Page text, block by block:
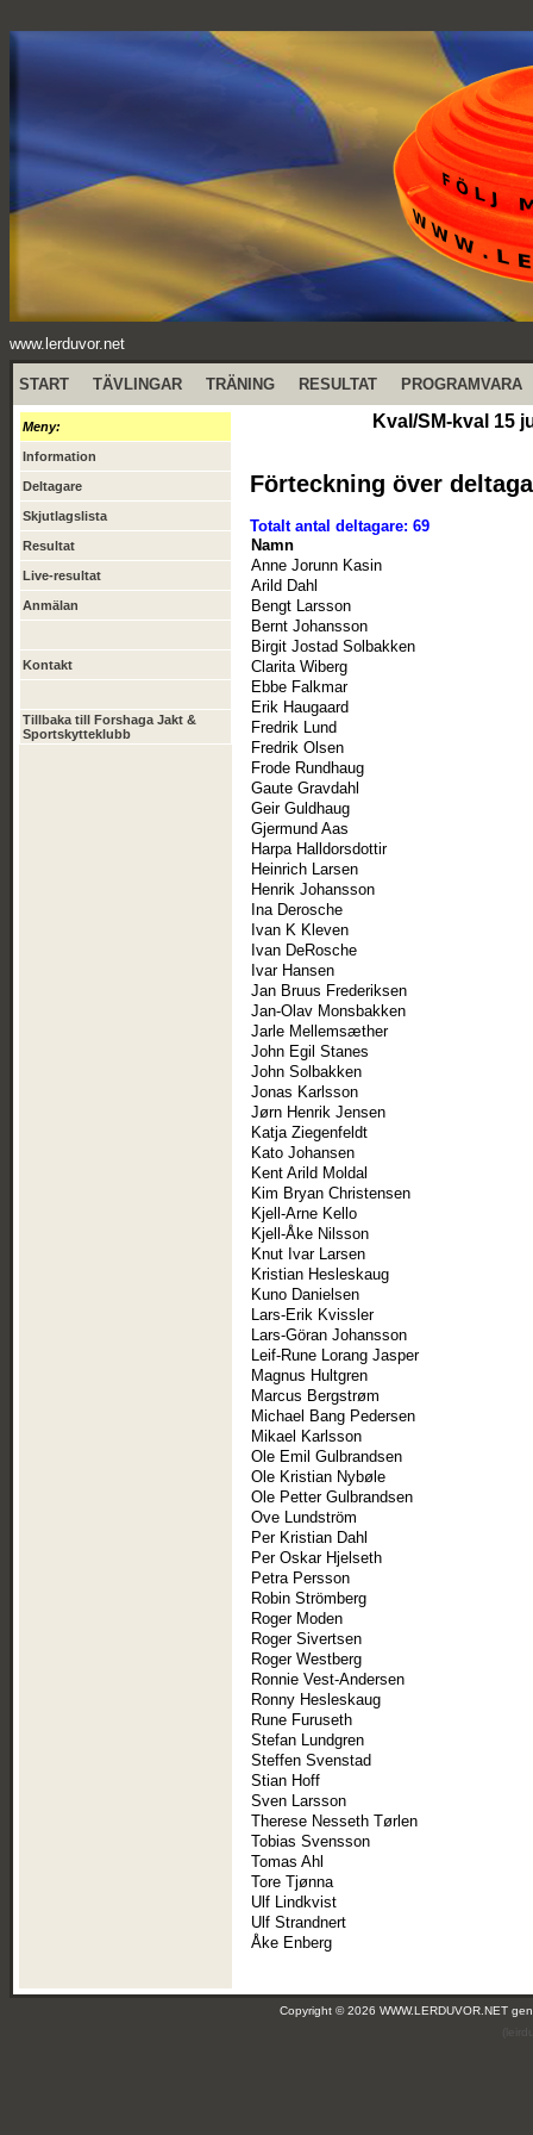
www.lerduvor.net
START TÄVLINGAR TRÄNING RESULTAT PROGRAMVARA
Meny:
Information
Deltagare
Skjutlagslista
Resultat
Live-resultat
Anmälan
Kontakt
Tillbaka till Forshaga Jakt &
Sportskytteklubb
Kval/SM-kval 15
Förteckning över
Totalt antal deltagare: 69
Namn
Anne Jorunn Kasin
Arild Dahl
Bengt Larsson
Bernt Johansson
Birgit Jostad Solbakken
Clarita Wiberg
Ebbe Falkmar
Erik Haugaard
Fredrik Lund
Fredrik Olsen
Frode Rundhaug
Gaute Gravdahl
Geir Guldhaug
Gjermund Aas
Harpa Halldorsdottir
Heinrich Larsen
Henrik Johansson
Ina Derosche
Ivan K Kleven
Ivan DeRosche
Ivar Hansen
Jan Bruus Frederiksen
Jan-Olav Monsbakken
Jarle Mellemsæther
John Egil Stanes
John Solbakken
Jonas Karlsson
Jørn Henrik Jensen
Katja Ziegenfeldt
Kato Johansen
Kent Arild Moldal
Kim Bryan Christensen
Kjell-Arne Kello
Kjell-Åke Nilsson
Knut Ivar Larsen
Kristian Hesleskaug
Kuno Danielsen
Lars-Erik Kvissler
Lars-Göran Johansson
Leif-Rune Lorang Jasper
Magnus Hultgren
Marcus Bergstrøm
Michael Bang Pedersen
Mikael Karlsson
Ole Emil Gulbrandsen
Ole Kristian Nybøle
Ole Petter Gulbrandsen
Ove Lundström
Per Kristian Dahl
Per Oskar Hjelseth
Petra Persson
Robin Strömberg
Roger Moden
Roger Sivertsen
Roger Westberg
Ronnie Vest-Andersen
Ronny Hesleskaug
Rune Furuseth
Stefan Lundgren
Steffen Svenstad
Stian Hoff
Sven Larsson
Therese Nesseth Tørlen
Tobias Svensson
Tomas Ahl
Tore Tjønna
Ulf Lindkvist
Ulf Strandnert
Åke Enberg
Copyright © 2026 WWW.LERDUVOR.NET